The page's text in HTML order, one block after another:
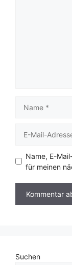
Mail-
Name, E-
für meinen
Suchen